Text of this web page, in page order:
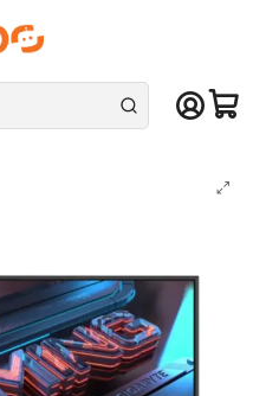
lunes a sábado en el gran
Gigabyte
X 27" QHD 240Hz IPS 1ms